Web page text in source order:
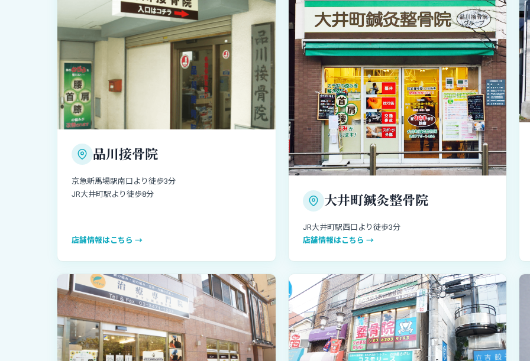
品川接骨院
京急新馬場駅南口より徒歩3分
JR大井町駅より徒歩8分
店舗情報はこちら →
大井町鍼灸整骨院
JR大井町駅西口より徒歩3分
店舗情報はこちら →